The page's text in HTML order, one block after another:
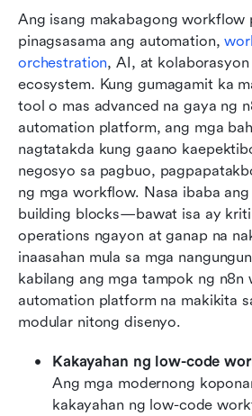
Ang isang makabagong workflow
pinagsasama ang automation,
orchestration, AI, at kolaborasyon
ecosystem. Kung gumagamit ka
tool o mas advanced na gaya ng
automation platform, ang mga
nagtatakda kung gaano
negosyo sa pagbuo,
ng mga workflow. Nasa ibaba ang
building blocks—bawat isa ay
operations ngayon at ganap na
inaasahan mula sa mga
kabilang ang mga tampok ng n8n
automation platform na makikita
modular nitong disenyo.
Ang mga modernong
kakayahan ng low-code